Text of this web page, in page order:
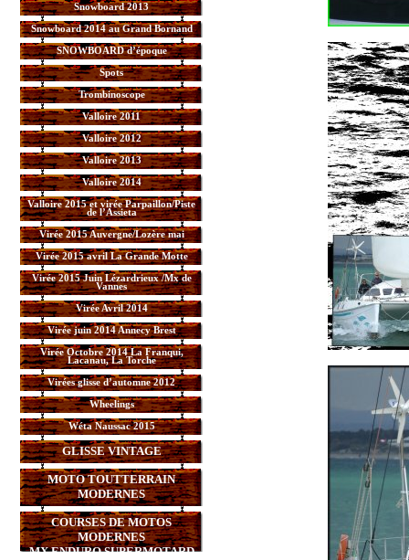
Snowboard 2013
Snowboard 2014 au Grand Bornand
SNOWBOARD d’époque
Spots
Trombinoscope
Valloire 2011
Valloire 2012
Valloire 2013
Valloire 2014
Valloire 2015 et virée Parpaillon/Piste
de l’Assieta
Virée 2015 Auvergne/Lozère mai
Virée 2015 avril La Grande Motte
Virée 2015 Juin Lézardrieux /Mx de
Vannes
Virée Avril 2014
Virée juin 2014 Annecy Brest
Virée Octobre 2014 La Franqui,
Lacanau, La Torche
Virées glisse d’automne 2012
Wheelings
Wéta Naussac 2015
GLISSE VINTAGE
MOTO TOUTTERRAIN
MODERNES
COURSES DE MOTOS
MODERNES
MX,ENDURO,SUPERMOTARD